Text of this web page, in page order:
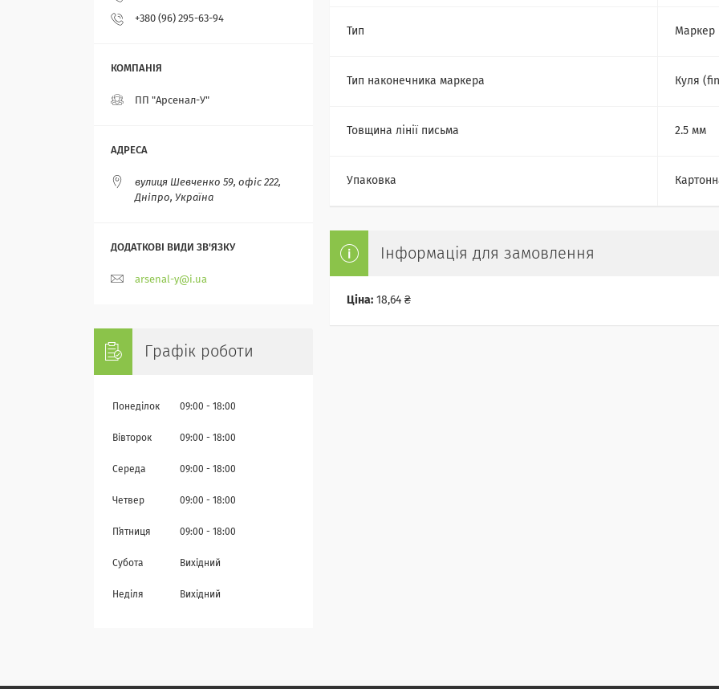
Тип Маркер
Тип наконечника маркера Куля
Товщина лінії письма 2.5 мм
Упаковка
Інформація для замовлення
Ціна: 18,64 ₴
+380 (96) 295-63-94
ПП "Арсенал-У"
вулиця Шевченко 59, офіс 222,
Дніпро, Україна
arsenal-y@i.ua
Графік роботи
Понеділок 09:00 18:00
Вівторок 09:00 18:00
Середа 09:00 18:00
Четвер 09:00 18:00
Пʼятниця 09:00 18:00
Субота Вихідний
Неділя Вихідний